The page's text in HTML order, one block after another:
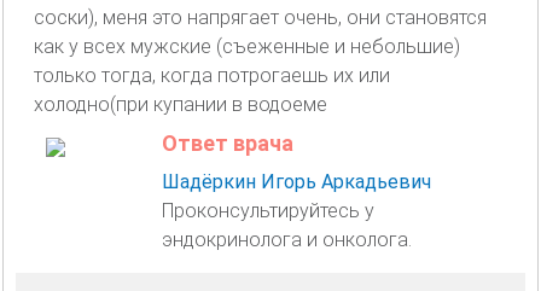
соски), меня это напрягает очень, они становятся
как у всех мужские (съеженные и небольшие)
только тогда, когда потрогаешь их или
холодно(при купании в водоеме
Ответ врача
Шадёркин Игорь Аркадьевич
Проконсультируйтесь у
эндокринолога и онколога.